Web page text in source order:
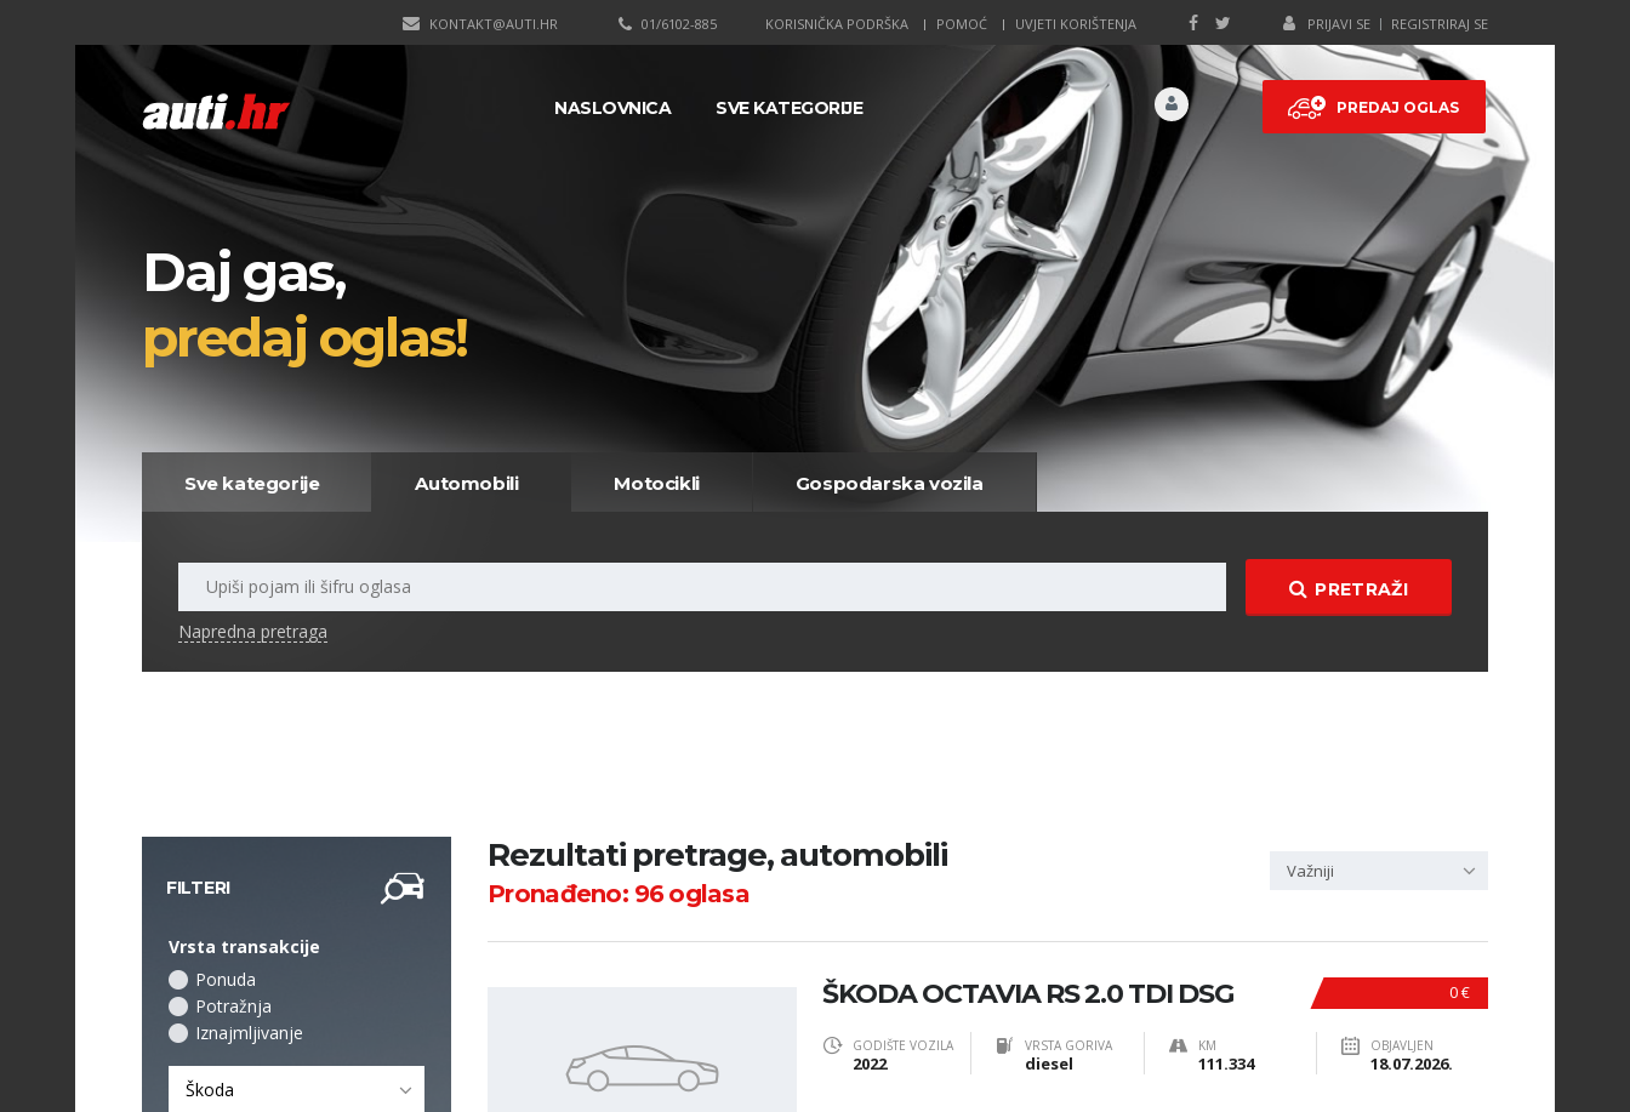
PRIJAVI SE REGISTRIRAJ SE
KORISNIČKA PODRŠKA POMOĆ UVJETI KORIŠTENJA
01/6102-885
KONTAKT@AUTI.HR
PREDAJ OGLAS
NASLOVNICA SVE KATEGORIJE
Daj gas,
predaj oglas!
Sve kategorije Automobili Motocikli Gospodarska vozila
PRETRAŽI
Napredna pretraga
FILTERI
Vrsta transakcije
Ponuda
Potražnja
Iznajmljivanje
Škoda
Rezultati pretrage, automobili
Pronađeno: 96oglasa
Važniji
0 €
ŠKODA OCTAVIA RS 2.0 TDI DSG
GODIŠTE VOZILA
2022
VRSTA GORIVA
diesel
KM
111.334
OBJAVLJEN
18.07.2026.